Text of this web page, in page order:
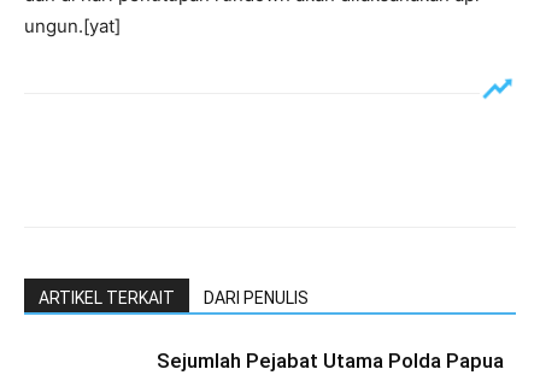
ungun.[yat]
ARTIKEL TERKAIT DARI PENULIS
Sejumlah Pejabat Utama Polda Papua